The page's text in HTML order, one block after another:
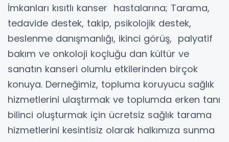
İmkanları kısıtlı kanser hastalarına; Tarama,
tedavide destek, takip, psikolojik destek,
beslenme danışmanlığı, ikinci görüş, palyatif
bakım ve onkoloji koçluğu dan kültür ve
sanatın kanseri olumlu etkilerinden birçok
konuya. Derneğimiz, topluma koruyucu sağlık
hizmetlerini ulaştırmak ve toplumda erken tanı
bilinci oluşturmak için ücretsiz sağlık tarama
hizmetlerini kesintisiz olarak halkımıza sunma